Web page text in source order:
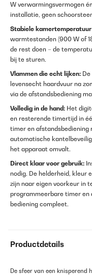
W verwarmingsvermogen
installatie, geen
Stabiele kamertemperatuur
warmtestanden (900 W of
de rest doen – de
bij te sturen.
Vlammen die echt lijken:
levensecht haardvuur na
via de afstandsbediening
Volledig in de hand: Het
en resterende timertijd in
timer en afstandsbediening
automatische
het apparaat omvalt.
Direct klaar voor gebruik:
nodig. De helderheid, kleur
zijn naar eigen voorkeur in
programmeerbare timer en
bediening compleet.
Productdetails
De sfeer van een